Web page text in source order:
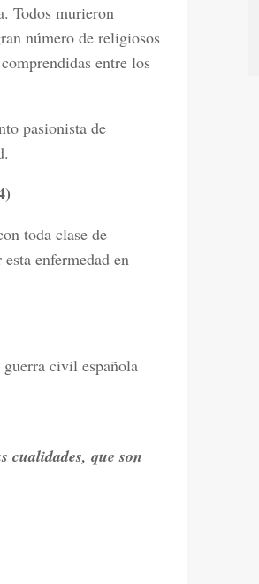
Todos murieron
número de religiosos
entre los
pasionista de
toda clase de
enfermedad en
guerra civil española
cualidades, que son